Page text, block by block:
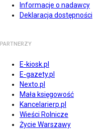
Informacje o nadawcy
Deklaracja dostępności
PARTNERZY
E-kiosk.pl
E-gazety.pl
Nexto.pl
Mała księgowość
Kancelarierp.pl
Wieści Rolnicze
Życie Warszawy